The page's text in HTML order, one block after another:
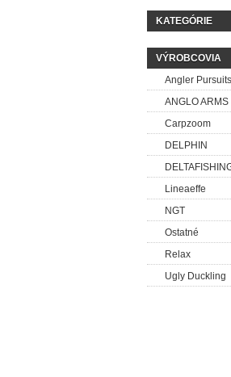
KATEGÓRIE
VÝROBCOVIA
Angler Pursuits
ANGLO ARMS
Carpzoom
DELPHIN
Lineaeffe
NGT
Ostatné
Relax
Ugly Duckling